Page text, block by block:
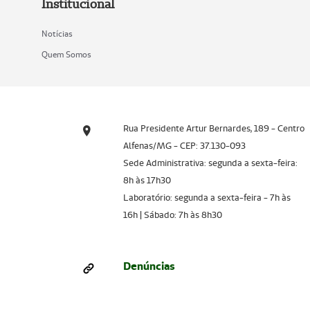
Institucional
Notícias
Quem Somos
Rua Presidente Artur Bernardes, 189 - Centro
Alfenas/MG - CEP: 37.130-093
Sede Administrativa: segunda a sexta-feira:
8h às 17h30
Laboratório: segunda a sexta-feira - 7h às
16h | Sábado: 7h às 8h30
Denúncias